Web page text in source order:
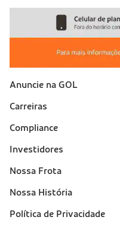
Sobre a Gol (footer)
Anuncie na GOL
Carreiras
Compliance
Investidores
Nossa Frota
Nossa História
Política de Privacidade